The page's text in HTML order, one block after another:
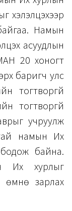
хэлэлцэхээр
Намын
асуудлын
20 хоногт
баригч улс
тогтворгүй
тогтворгүй
учруулж
намын Их
байна.
Их хурлыг
өмнө зарлах